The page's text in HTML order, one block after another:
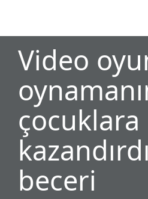
Video
çocuklara
beceri